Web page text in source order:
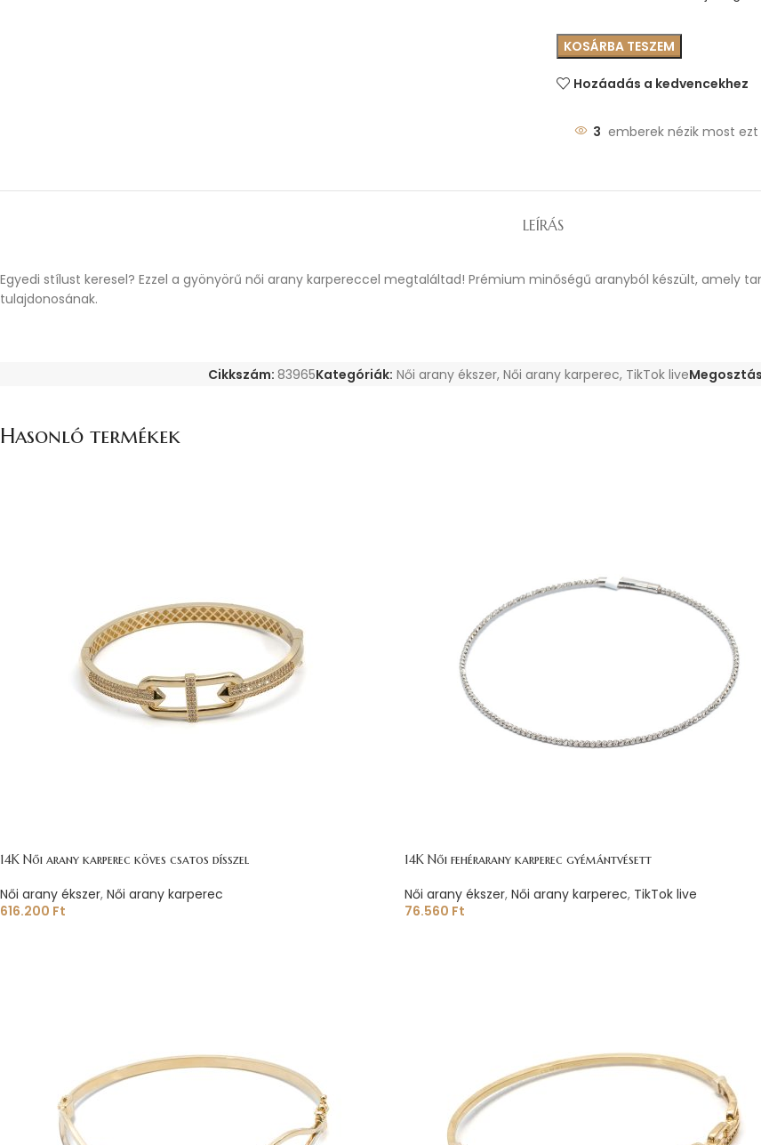
KOSÁRBA TESZEM
Hozáadás a kedvencekhez
3 emberek nézik most
LEÍRÁS
Egyedi stílust keresel? Ezzel a gyönyörű női arany karpereccel megtaláltad! Prémium minőségű aranyból készült, amely
tulajdonosának.
Cikkszám: 83965Kategóriák: Női arany ékszer, Női arany karperec, TikTok live
Hasonló termékek
14K Női arany karperec köves csatos dísszel
Női arany ékszer, Női arany karperec
616.200 Ft
14K Női fehérarany karperec gyémántvésett
Női arany ékszer, Női arany karperec, TikTok live
76.560 Ft